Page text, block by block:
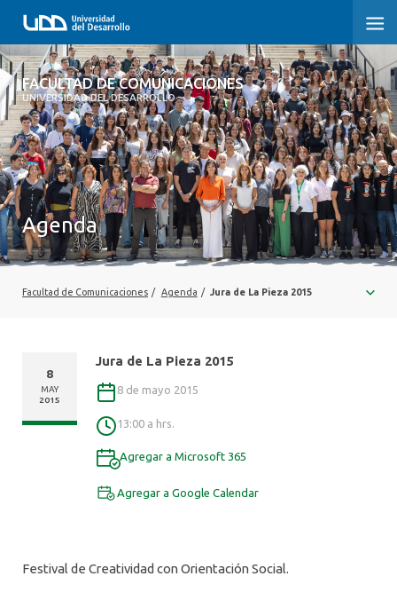
FACULTAD DE COMUNICACIONES
UNIVERSIDAD DEL DESARROLLO
FACULTAD DE COMUNICACIONES
INICIO
SOBRE LA FACULTAD
CARRERAS
POSTGRADOS Y EDUCACIÓN CONTINUA
CENTRO DE ESCRITURA
ALUMNI
Agenda
Facultad de Comunicaciones / Agenda / Jura de La Pieza 2015
Jura de La Pieza 2015
8 de mayo 2015
13:00 a hrs.
Agregar a Microsoft 365
Agregar a Google Calendar
8
MAY
2015
Festival de Creatividad con Orientación Social.